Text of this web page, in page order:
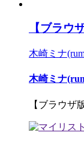
【ブラウ
木崎ミナ
木崎ミナ
【ブラウザ